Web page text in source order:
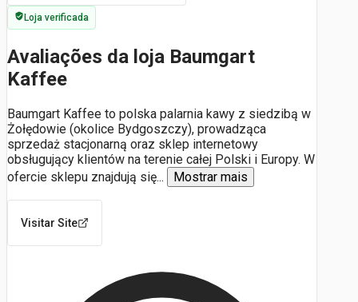
Loja verificada
Avaliações da loja Baumgart
Kaffee
Baumgart Kaffee to polska palarnia kawy z siedzibą w
Żołędowie (okolice Bydgoszczy), prowadząca
sprzedaż stacjonarną oraz sklep internetowy
obsługujący klientów na terenie całej Polski i Europy. W
ofercie sklepu znajdują się... Mostrar mais
Visitar Site